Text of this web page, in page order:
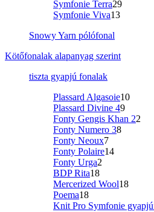
Symfonie Terra29
Symfonie Viva13
Snowy Yarn pólófonal
Kötőfonalak alapanyag szerint
tiszta gyapjú fonalak
Plassard Algasoie10
Plassard Divine 49
Fonty Gengis Khan 22
Fonty Numero 38
Fonty Neoux7
Fonty Polaire14
Fonty Urga2
BDP Rita18
Mercerized Wool18
Poema18
Knit Pro Symfonie